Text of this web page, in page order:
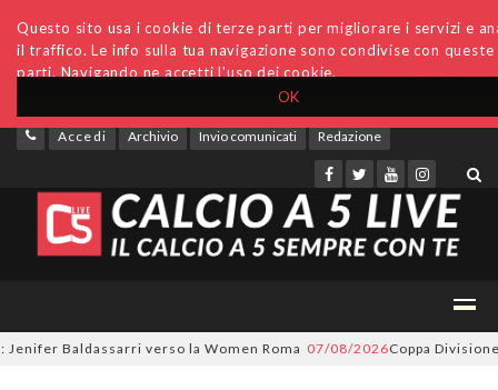
OK
Questo sito usa i cookie di terze parti per migliorare i servizi e
il traffico. Le info sulla tua navigazione sono condivise con
parti. Navigando ne accetti l'uso dei cookie.
Accedi Archivio Invio comunicati Redazione
Baldassarri verso la Women Roma 07/08/2026Coppa Divisione, si